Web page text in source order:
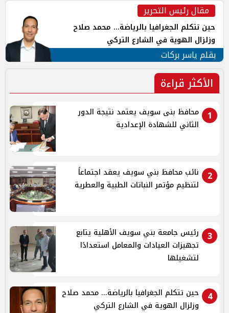
مقال رئيس التحرير
حين تتكلم الجغرافيا بالرياضة... محمد صلاح
وزلزال الهوية في الشارع التركي
بقلم ياسر بركات
الأكثر قراءة
1
محافظ بنى سويف يعتمد نتيجة الدور
الثاني للشهادة الإعدادية
2
نائب محافظ بني سويف يعقد اجتماعاً
لتنظيم مؤتمر النباتات الطبية والعطرية
3
رئيس جامعة بني سويف الأهلية يتابع
تجهيزات العيادات والمعامل استعدادًا
لتشغيلها
4
حين تتكلم الجغرافيا بالرياضة... محمد صلاح
وزلزال الهوية في الشارع التركي